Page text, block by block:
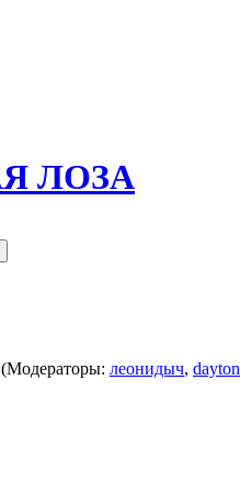
(Модераторы: леонидыч, dayton